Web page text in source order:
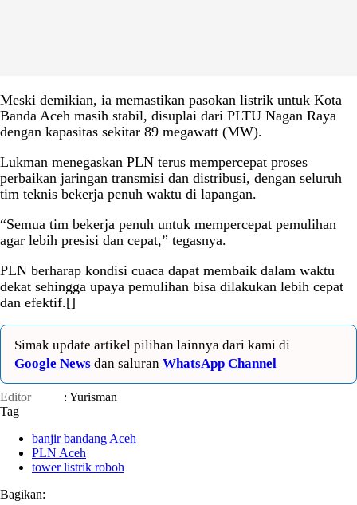
Meski demikian, ia memastikan pasokan listrik untuk Kota
Banda Aceh masih stabil, disuplai dari PLTU Nagan Raya
dengan kapasitas sekitar 89 megawatt (MW).
Lukman menegaskan PLN terus mempercepat proses
perbaikan jaringan transmisi dan distribusi, dengan seluruh
tim teknis bekerja penuh waktu di lapangan.
“Semua tim bekerja penuh untuk mempercepat pemulihan
agar lebih presisi dan cepat,” tegasnya.
PLN berharap kondisi cuaca dapat membaik dalam waktu
dekat sehingga upaya pemulihan bisa dilakukan lebih cepat
dan efektif.[]
Simak update artikel pilihan lainnya dari kami di
Google News dan saluran WhatsApp Channel
Editor
: Yurisman
Tag
banjir bandang Aceh
PLN Aceh
tower listrik roboh
Bagikan: